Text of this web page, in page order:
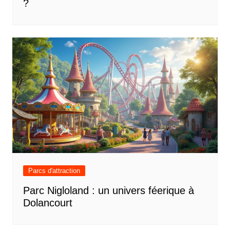
?
Parcs d'attraction
Parc Nigloland : un univers féerique à
Dolancourt